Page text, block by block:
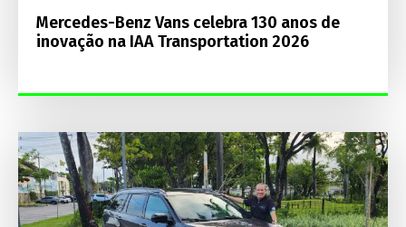
Mercedes-Benz Vans celebra 130 anos de
inovação na IAA Transportation 2026